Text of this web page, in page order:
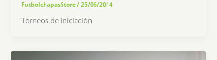
FutbolchapasStore/25/06/2014
Torneos de iniciación